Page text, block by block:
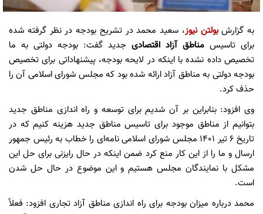
به گزارشبولتن نیوز، سعید محمد در تشریح بودجه در نظر گرفته شده
برای تاسیس مناطق آزاد اقتصادی جدید گفت: بودجه دولتی به ما
تخصیص داده نشده با اینکه در لایحه بودجه، پیشنهاداتی برای تخصیص
بودجه دولتی به مناطق آزاد ارائه شده بود که مجلس شورای اسلامی آن را
حذف کرد.
وی افزود: بنابراین بر آن شدیم برای توسعه و راه اندازی مناطق جدید
بتوانیم از مناطق موجود برای تاسیس مناطق جدید هزینه کنیم که در
تاریخ ۶ تیر ۱۴۰۱ مجلس شورای اسلامی نامه‌ای را خطاب به رئیس جمهور
ارسال و ما را از این کار منع کرد ضمن اینکه در حال رایزنی برای حل این
مشکل با نمایندگان مجلس هستیم و این موضوع در حال حل شدن
است.
محمد درباره میزان بودجه برای راه اندازی مناطق آزاد تجاری افزود: فعلاً